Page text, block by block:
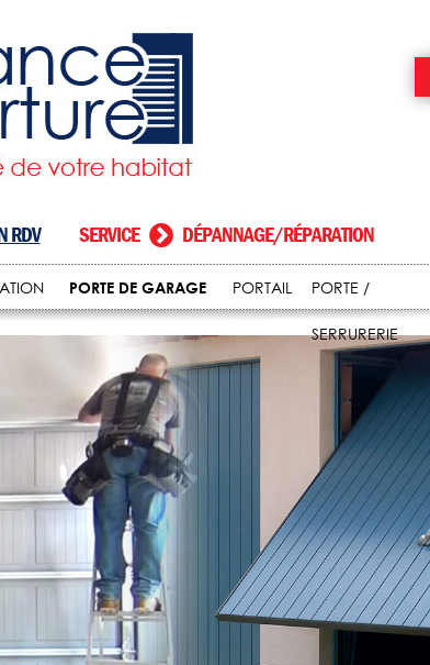
RDV SERVICE DÉPANNAGE/RÉPARATION
PORTE DE GARAGE PORTAIL PORTE /
SERRURERIE